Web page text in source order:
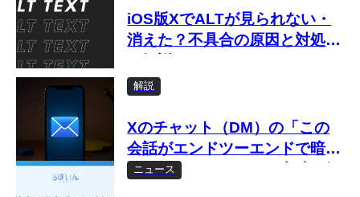
iOS版XでALTが見られない・
消えた？不具合の原因と対処法
解説
Xのチャット（DM）の「この
会話がエンドツーエンドで暗号
化されました」とは？意味を解
ニュース